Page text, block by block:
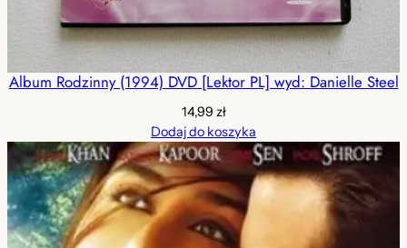
Album Rodzinny (1994) DVD [Lektor PL] wyd: Danielle Steel
14,99 zł
Dodaj do koszyka